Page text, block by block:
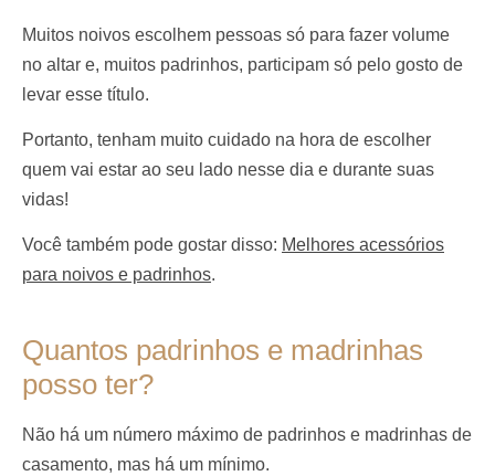
Muitos noivos escolhem pessoas só para fazer volume
no altar e, muitos padrinhos, participam só pelo gosto de
levar esse título.
Portanto, tenham muito cuidado na hora de escolher
quem vai estar ao seu lado nesse dia e durante suas
vidas!
Você também pode gostar disso: Melhores acessórios
para noivos e padrinhos.
Quantos padrinhos e madrinhas
posso ter?
Não há um número máximo de padrinhos e madrinhas de
casamento, mas há um mínimo.